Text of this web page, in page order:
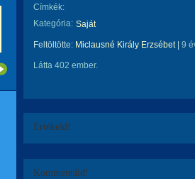
Címkék:
Kategória: Saját
Feltöltötte: Miclausné Király Erzsébet| 9
Látta 402 ember.
Értékeld!
Kommentáld!